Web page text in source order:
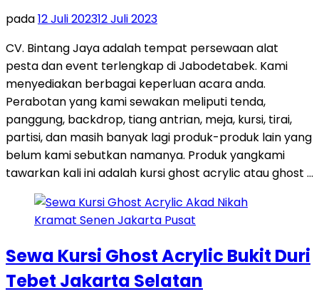
pada12 Juli 202312 Juli 2023
CV. Bintang Jaya adalah tempat persewaan alat
pesta dan event terlengkap di Jabodetabek. Kami
menyediakan berbagai keperluan acara anda.
Perabotan yang kami sewakan meliputi tenda,
panggung, backdrop, tiang antrian, meja, kursi, tirai,
partisi, dan masih banyak lagi produk-produk lain yang
belum kami sebutkan namanya. Produk yangkami
tawarkan kali ini adalah kursi ghost acrylic atau ghost …
Sewa Kursi Ghost Acrylic Bukit Duri
Tebet Jakarta Selatan